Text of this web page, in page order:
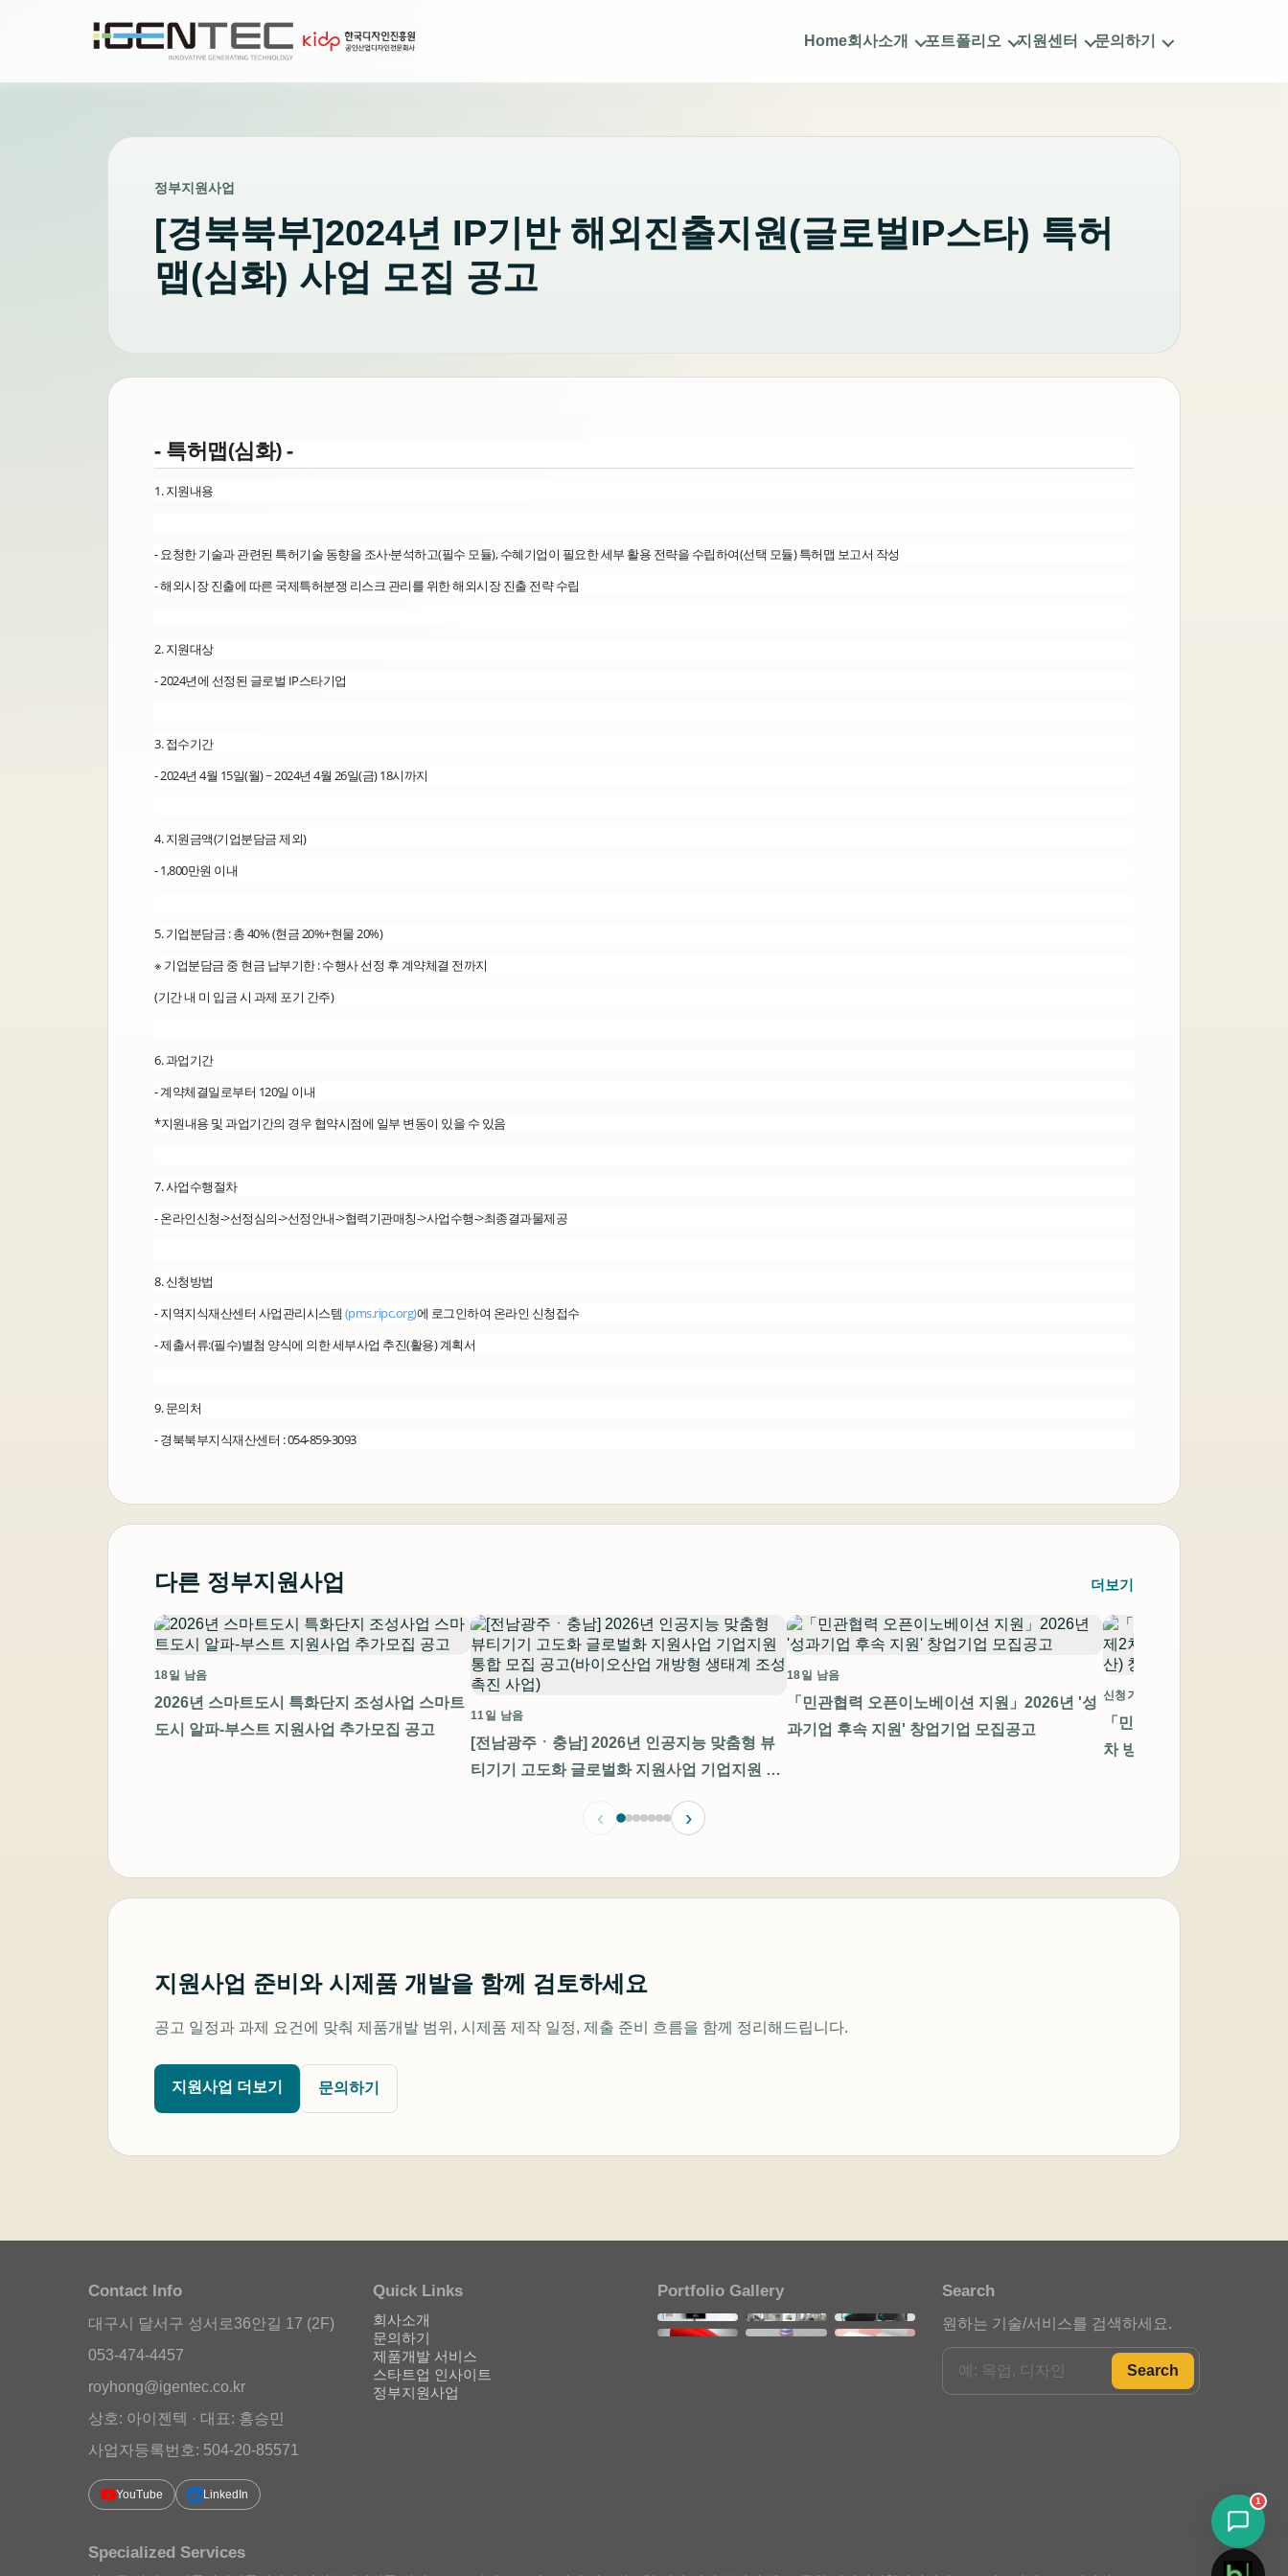
Home회사소개 포트폴리오 지원센터 문의하기
정부지원사업
[경북북부]2024년 IP기반 해외진출지원(글로벌IP스타) 특허
맵(심화) 사업 모집 공고
- 특허맵(심화) -
1. 지원내용
- 요청한 기술과 관련된 특허기술 동향을 조사·분석하고(필수 모듈), 수혜기업이 필요한 세부 활용 전략을 수립하여(선택 모듈) 특허맵 보고서 작성
- 해외시장 진출에 따른 국제특허분쟁 리스크 관리를 위한 해외시장 진출 전략 수립
2. 지원대상
- 2024년에 선정된 글로벌 IP스타기업
3. 접수기간
- 2024년 4월 15일(월) ~ 2024년 4월 26일(금) 18시까지
4. 지원금액(기업분담금 제외)
- 1,800만원 이내
5. 기업분담금 : 총 40% (현금 20%+현물 20%)
※ 기업분담금 중 현금 납부기한 : 수행사 선정 후 계약체결 전까지
(기간 내 미 입금 시 과제 포기 간주)
6. 과업기간
- 계약체결일로부터 120일 이내
*지원내용 및 과업기간의 경우 협약시점에 일부 변동이 있을 수 있음
7. 사업수행절차
- 온라인신청->선정심의->선정안내->협력기관매칭->사업수행->최종결과물제공
8. 신청방법
- 지역지식재산센터 사업관리시스템 (pms.ripc.org)에 로그인하여 온라인 신청접수
- 제출서류:(필수)별첨 양식에 의한 세부사업 추진(활용) 계획서
9. 문의처
- 경북북부지식재산센터 : 054-859-3093
다른 정부지원사업 더보기
18일 남음
2026년 스마트도시 특화단지 조성사업 스마트
도시 알파-부스트 지원사업 추가모집 공고
11일 남음
[전남광주ㆍ충남] 2026년 인공지능 맞춤형 뷰
티기기 고도화 글로벌화 지원사업 기업지원 통
18일 남음
「민관협력 오픈이노베이션 지원」2026년 '성
과기업 후속 지원' 창업기업 모집공고
신청기간 만료
「민관협력 오픈이노베이
차 방산 스타트업 챌린지(
‹ ›
지원사업 준비와 시제품 개발을 함께 검토하세요
공고 일정과 과제 요건에 맞춰 제품개발 범위, 시제품 제작 일정, 제출 준비 흐름을 함께 정리해드립니다.
지원사업 더보기 문의하기
1
채팅봇
스타트업 인사이트
정부지원사업 안내
Contact Info
대구시 달서구 성서로36안길 17 (2F)
053-474-4457
royhong@igentec.co.kr
상호: 아이젠텍 · 대표: 홍승민
사업자등록번호: 504-20-85571
YouTube LinkedIn
Quick Links
회사소개
문의하기
제품개발 서비스
스타트업 인사이트
정부지원사업
Portfolio Gallery Search
원하는 기술/서비스를 검색하세요.
Search
Specialized Services